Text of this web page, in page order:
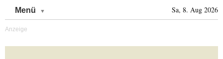
Menü Sa, 8. Aug 2026